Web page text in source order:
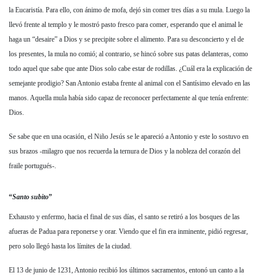
la Eucaristía. Para ello, con ánimo de mofa, dejó sin comer tres días a su mula. Luego la
llevó frente al templo y le mostró pasto fresco para comer, esperando que el animal le
haga un “desaire” a Dios y se precipite sobre el alimento. Para su desconcierto y el de
los presentes, la mula no comió; al contrario, se hincó sobre sus patas delanteras, como
todo aquel que sabe que ante Dios solo cabe estar de rodillas. ¿Cuál era la explicación de
semejante prodigio? San Antonio estaba frente al animal con el Santísimo elevado en las
manos. Aquella mula había sido capaz de reconocer perfectamente al que tenía enfrente:
Dios.
Se sabe que en una ocasión, el Niño Jesús se le apareció a Antonio y este lo sostuvo en
sus brazos -milagro que nos recuerda la ternura de Dios y la nobleza del corazón del
fraile portugués-.
“Santo subito”
Exhausto y enfermo, hacia el final de sus días, el santo se retiró a los bosques de las
afueras de Padua para reponerse y orar. Viendo que el fin era inminente, pidió regresar,
pero solo llegó hasta los límites de la ciudad.
El 13 de junio de 1231, Antonio recibió los últimos sacramentos, entonó un canto a la